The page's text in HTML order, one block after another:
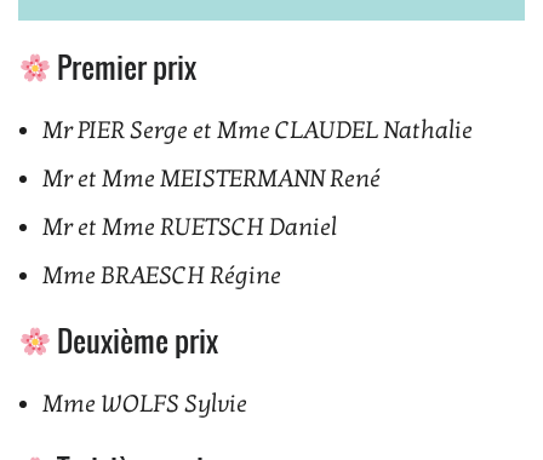
Premier prix
Mr PIER Serge et Mme CLAUDEL Nathalie
Mr et Mme MEISTERMANN René
Mr et Mme RUETSCH Daniel
Mme BRAESCH Régine
Deuxième prix
Mme WOLFS Sylvie